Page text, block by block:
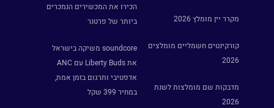
מקרר יין מומלץ 2026
קורקינטים חשמליים מומלצים
2026
מדבקות שם מומלצות לשנת
2026
הכירו את המכשירים הנמכרים
ביותר של פרטנר
soundcore משיקה בישראל
את Liberty Buds עם ANC
אדפטיבי ותרגום בזמן אמת,
במחיר 399 שקל